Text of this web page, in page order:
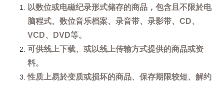
以数位或电磁纪录形式储存的商品，包含且不限於电
脑程式、数位音乐档案、录音带、录影带、CD、
VCD、DVD等。
可供线上下载、或以线上传输方式提供的商品或资
料。
性质上易於变质或损坏的商品、保存期限较短、解约